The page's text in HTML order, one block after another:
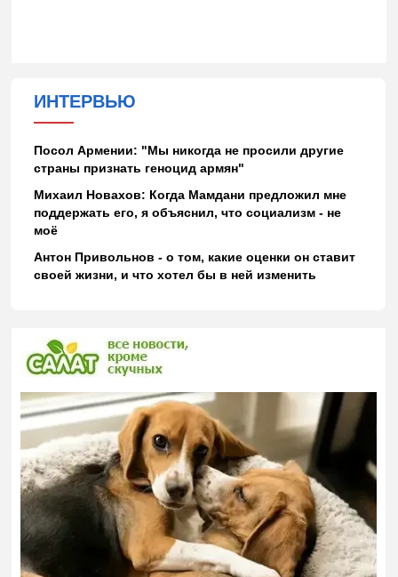
ИНТЕРВЬЮ
Посол Армении: "Мы никогда не просили другие
страны признать геноцид армян"
Михаил Новахов: Когда Мамдани предложил мне
поддержать его, я объяснил, что социализм - не
моё
Антон Привольнов - о том, какие оценки он ставит
своей жизни, и что хотел бы в ней изменить